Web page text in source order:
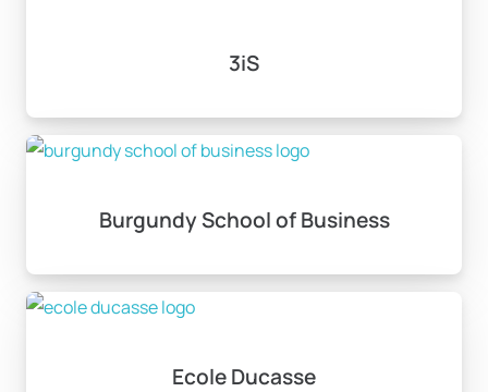
3iS
Burgundy School of Business
Ecole Ducasse